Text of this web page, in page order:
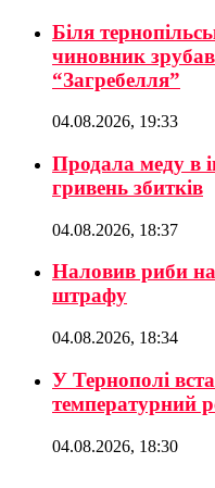
Біля
чиновник
“Загребелля”
04.08.2026, 19:33
Продала меду в
гривень збитків
04.08.2026, 18:37
Наловив риби
штрафу
04.08.2026, 18:34
У Тернополі
температурний
04.08.2026, 18:30